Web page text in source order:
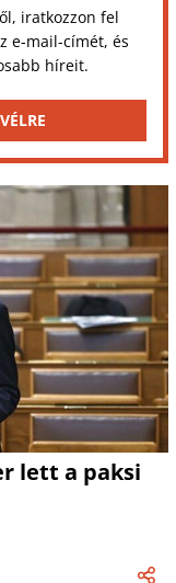
iratkozzon fel
e-mail-címét, és
híreit.
lett a paksi